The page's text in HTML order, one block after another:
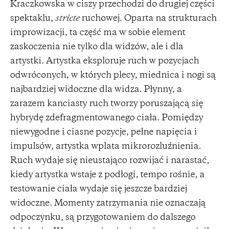
Kraczkowska w ciszy przechodzi do drugiej części
spektaklu, stricteruchowej. Oparta na strukturach
improwizacji, ta część ma w sobie element
zaskoczenia nie tylko dla widzów, ale i dla
artystki. Artystka eksploruje ruch w pozycjach
odwróconych, w których plecy, miednica i nogi są
najbardziej widoczne dla widza. Płynny, a
zarazem kanciasty ruch tworzy poruszającą się
hybrydę zdefragmentowanego ciała. Pomiędzy
niewygodne i ciasne pozycje, pełne napięcia i
impulsów, artystka wplata mikrorozluźnienia.
Ruch wydaje się nieustająco rozwijać i narastać,
kiedy artystka wstaje z podłogi, tempo rośnie, a
testowanie ciała wydaje się jeszcze bardziej
widoczne. Momenty zatrzymania nie oznaczają
odpoczynku, są przygotowaniem do dalszego